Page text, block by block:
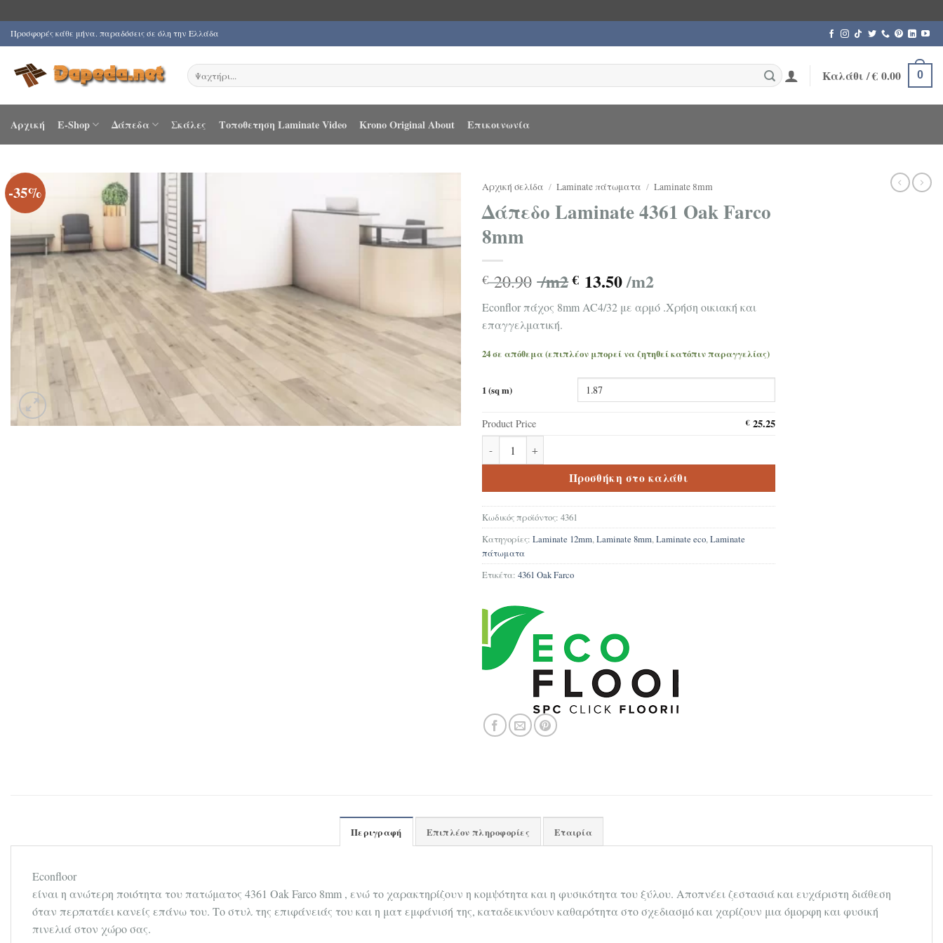
Μετάβαση
στο
περιεχόμενο
Προσφορές κάθε μήνα. παραδόσεις σε όλη την Ελλάδα
Αναζήτηση
για:
Καλάθι /€0.00 0
Αρχική E-Shop Δάπεδα Σκάλες Τοποθετηση Laminate Video Krono Original About Επικοινωνία
-35% Αρχική σελίδα / Laminate πάτωματα / Laminate 8mm
Δάπεδο Laminate 4361 Oak Farco
8mm
€20.90 /m2 € 13.50/m2
Econflor πάχος 8mm AC4/32 με αρμό .Χρήση οικιακή και
επαγγελματική.
24 σε απόθεμα (επιπλέον μπορεί να ζητηθεί κατόπιν παραγγελίας)
1 (sq m)
Product Price €25.25
Δάπεδο Laminate 4361 Oak Farco 8mm ποσότητα
Προσθήκη στο καλάθι
Κωδικός προϊόντος: 4361
Κατηγορίες: Laminate 12mm,Laminate 8mm,Laminate eco,Laminate
πάτωματα
Ετικέτα: 4361 Oak Farco
Περιγραφή Επιπλέον πληροφορίες Εταιρία
Econfloor
είναι η ανώτερη ποιότητα του πατώματος 4361 Oak Farco 8mm , ενώ το χαρακτηρίζουν η κομψότητα και η φυσικότητα του ξύλου. Αποπνέει ζεστασιά και ευχάριστη διάθεση
όταν περπατάει κανείς επάνω του. Το στυλ της επιφάνειάς του και η ματ εμφάνισή της, καταδεικνύουν καθαρότητα στο σχεδιασμό και χαρίζουν μια όμορφη και φυσική
πινελιά στον χώρο σας.